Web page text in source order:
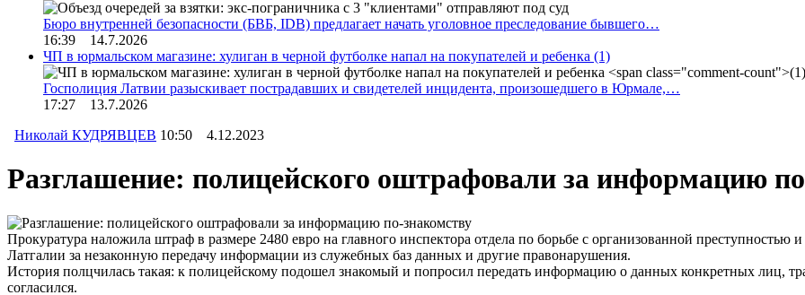
Бюро внутренней безопасности (БВБ, IDB) предлагает начать уголовное преследование бывшего…
16:39 14.7.2026
ЧП в юрмальском магазине: хулиган в черной футболке напал на покупателей и ребенка (1)
Госполиция Латвии разыскивает пострадавших и свидетелей инцидента, произошедшего в Юрмале,…
17:27 13.7.2026
Николай КУДРЯВЦЕВ 10:50 4.12.2023
Разглашение: полицейского оштрафовали за информацию
Прокуратура наложила штраф в размере 2480 евро на главного инспектора отдела по борьбе с организованной
Латгалии за незаконную передачу информации из служебных баз данных и другие правонарушения.
История полцчилась такая: к полицейскому подошел знакомый и попросил передать информацию о данных конкретных лиц,
согласился.